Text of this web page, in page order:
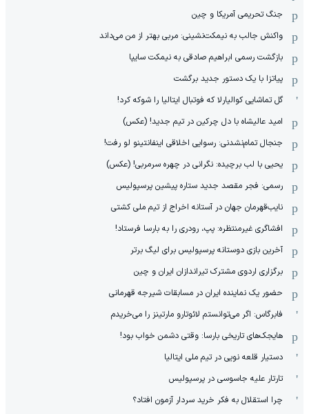
جنگ تحریمی آمریکا و چین
واکنش جالب به نیمکت‌نشینی: مربی بهتر از من می‌داند
بازگشت رسمی ابراهیم صادقی به نیمکت سایپا
پیاتزا با یک دستور جدید برگشت
گل تماشایی کوالیارلا که فوتبال ایتالیا را شوکه کرد!
امید عالیشاه با دل چرکین در تیم جدید! (عکس)
جنجال تمام‌نشدنی:‌ رسوایی اخلاقی اینفانتینو لو رفت!
یحیی با لب برچیده: نگرانی در چهره سرمربی! (عکس)
رسمی: فجر مقصد جدید ستاره پیشین پرسپولیس
نایب‌قهرمان جهان در آستانه اخراج از تیم ملی کشتی
افشاگری غیرمنتظره: پپ، رودری را به بارسا فرستاد!
آخرین بازی دوستانه پرسپولیس برای لیگ برتر
برگزاری اردوی مشترک تیراندازان ایران و چین
حضور یک نماینده ایران در مسابقات شیرجه قهرمانی
فابرگاس: اگر می‌توانستم لائوتارو مارتینز را می‌خریدم
هایجک‌های تاریخی بارسا: وقتی دشمن خواب بود!
دستیار قلعه نویی در تیم ملی ایتالیا
تارتار علیه جاسوسی در پرسپولیس
چرا استقلال به فکر خرید سردار آزمون افتاد؟